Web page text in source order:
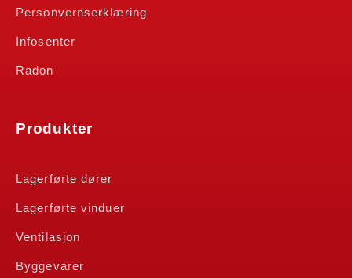
Personvernserklæring
Infosenter
Radon
Produkter
Lagerførte dører
Lagerførte vinduer
Ventilasjon
Byggevarer